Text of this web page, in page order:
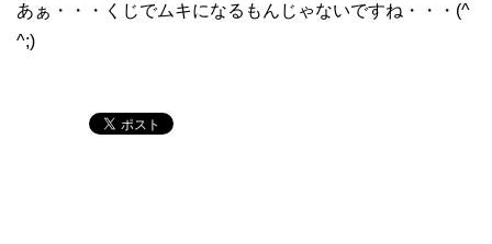
あぁ・・・くじでムキになるもんじゃないですね・・・(^
^;)